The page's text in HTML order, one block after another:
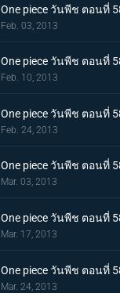
One piece วันพีช ตอนที่
Feb. 03, 2013
One piece วันพีช ตอนที่
Feb. 10, 2013
One piece วันพีช ตอนที่
Feb. 24, 2013
One piece วันพีช ตอนที่
Mar. 03, 2013
One piece วันพีช ตอนที่
Mar. 17, 2013
One piece วันพีช ตอนที่
Mar. 24, 2013